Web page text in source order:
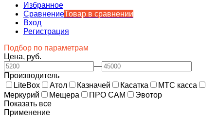
Избранное
СравнениеТовар в сравнении
Вход
Регистрация
Подбор по параметрам
Цена, руб.
—
Производитель
LiteBox
Атол Казначей Касатка
МТС касса
Меркурий
Мещера ПРО САМ
Эвотор
Показать все
Применение